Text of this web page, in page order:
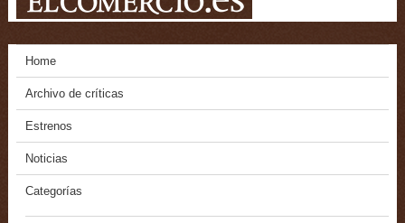
Home
Archivo de críticas
Estrenos
Noticias
Categorías